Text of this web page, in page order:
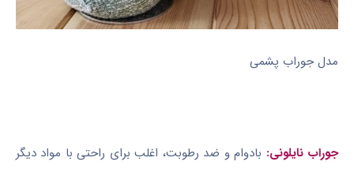
مدل جوراب پشمی
جوراب نایلونی: بادوام و ضد رطوبت، اغلب برای راحتی با مواد دیگر